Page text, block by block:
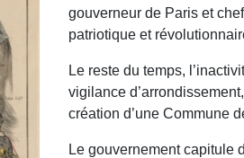
gouverneur de Paris et
patriotique et
Le reste du temps,
vigilance
création d’une Commune
Le gouvernement capitule